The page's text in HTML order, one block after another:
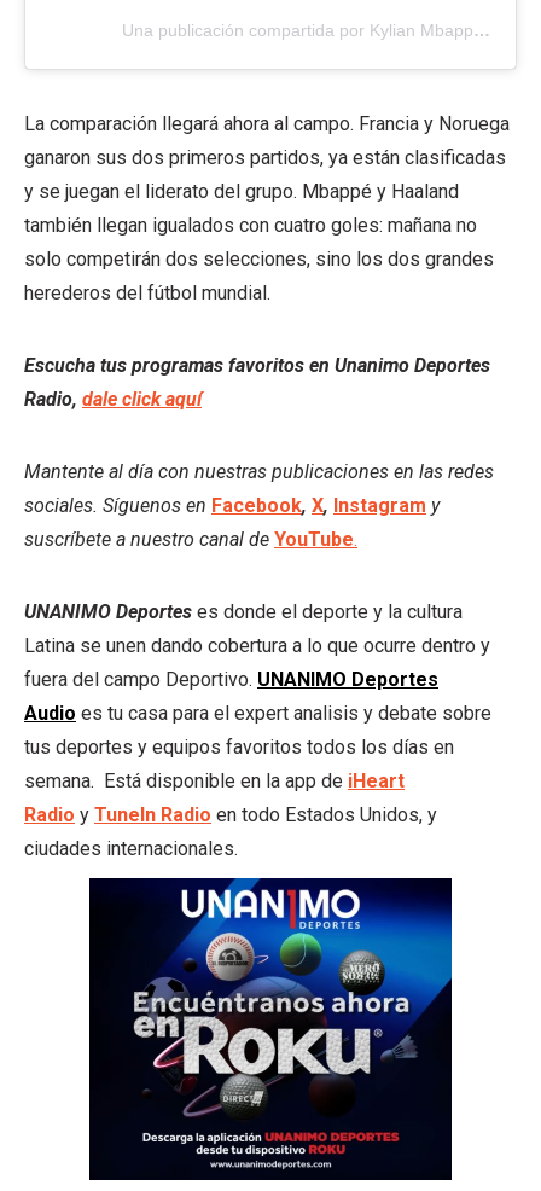
Una publicación compartida por Kylian Mbappé (@k.mbappe)
La comparación llegará ahora al campo. Francia y Noruega
ganaron sus dos primeros partidos, ya están clasificadas
y se juegan el liderato del grupo. Mbappé y Haaland
también llegan igualados con cuatro goles: mañana no
solo competirán dos selecciones, sino los dos grandes
herederos del fútbol mundial.
Escucha tus programas favoritos en Unanimo Deportes
Radio, dale click aquí
Mantente al día con nuestras publicaciones en las redes
sociales. Síguenos en Facebook, X, Instagram y
suscríbete a nuestro canal de YouTube.
UNANIMO Deportes es donde el deporte y la cultura
Latina se unen dando cobertura a lo que ocurre dentro y
fuera del campo Deportivo. UNANIMO Deportes
Audio es tu casa para el expert analisis y debate sobre
tus deportes y equipos favoritos todos los días en
semana. Está disponible en la app de iHeart
Radio y TuneIn Radio en todo Estados Unidos, y
ciudades internacionales.